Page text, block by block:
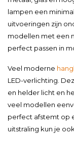
lampen een
uitvoeringen zijn
modellen met een
perfect passen in
Veel moderne
LED-verlichting.
en helder licht en
veel modellen
perfect afstemt op
uitstraling kun je